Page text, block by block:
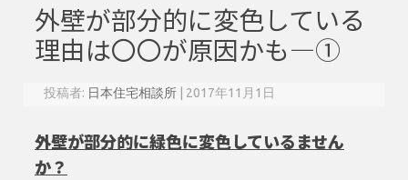
外壁が部分的に変色している
理由は〇〇が原因かも―①
投稿者: 日本住宅相談所 2017年11月1日
外壁が部分的に緑色に変色しているません
か？